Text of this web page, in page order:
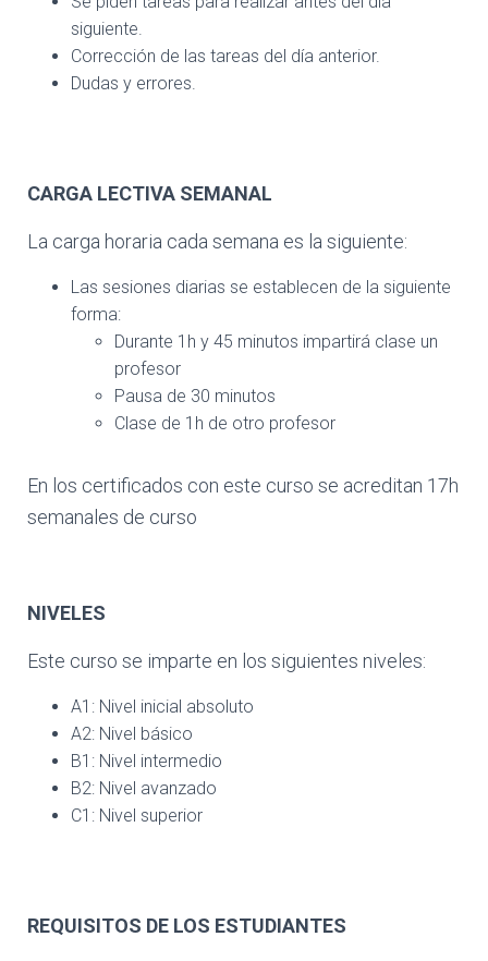
siguiente.
Corrección de las tareas del día anterior.
Dudas y errores.
CARGA LECTIVA SEMANAL
La carga horaria cada semana es la siguiente:
Las sesiones diarias se establecen de la siguiente
forma:
Durante 1h y 45 minutos impartirá clase un
profesor
Pausa de 30 minutos
Clase de 1h de otro profesor
En los certificados con este curso se acreditan 17h
semanales de curso
NIVELES
Este curso se imparte en los siguientes niveles:
A1: Nivel inicial absoluto
A2: Nivel básico
B1: Nivel intermedio
B2: Nivel avanzado
C1: Nivel superior
REQUISITOS DE LOS ESTUDIANTES